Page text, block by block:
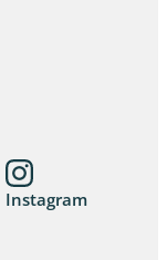
Instagram